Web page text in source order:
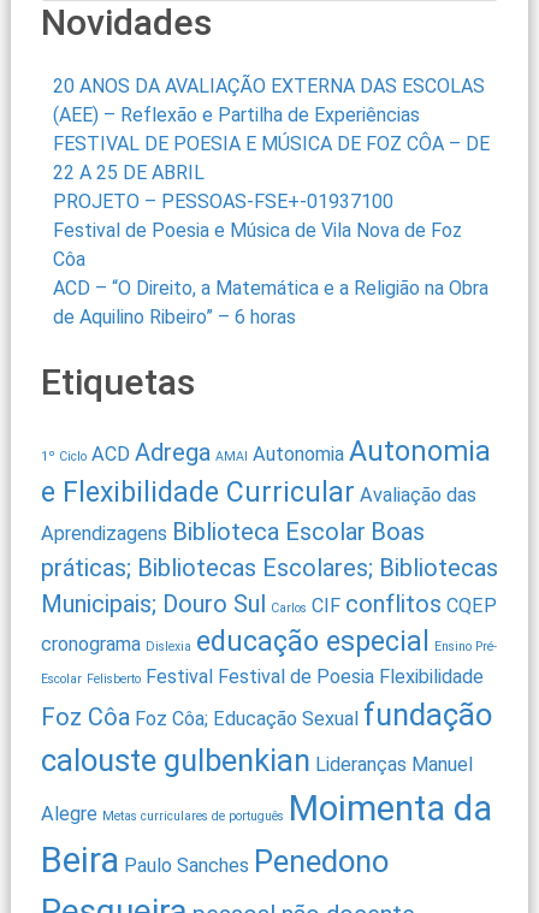
Novidades
20 ANOS DA AVALIAÇÃO EXTERNA DAS ESCOLAS
(AEE) – Reflexão e Partilha de Experiências
FESTIVAL DE POESIA E MÚSICA DE FOZ CÔA – DE
22 A 25 DE ABRIL
PROJETO – PESSOAS-FSE+-01937100
Festival de Poesia e Música de Vila Nova de Foz
Côa
ACD – “O Direito, a Matemática e a Religião na Obra
de Aquilino Ribeiro” – 6 horas
Etiquetas
1º Ciclo ACD Adrega AMAI Autonomia Autonomia
e Flexibilidade Curricular Avaliação das
Aprendizagens Biblioteca Escolar Boas
práticas; Bibliotecas Escolares; Bibliotecas
Municipais; Douro Sul Carlos CIF conflitos CQEP
cronograma Dislexia educação especial Ensino Pré-
Escolar Felisberto Festival Festival de Poesia Flexibilidade
Foz Côa Foz Côa; Educação Sexual fundação
calouste gulbenkian Lideranças Manuel
Alegre Metas curriculares de português Moimenta da
Beira Paulo Sanches Penedono